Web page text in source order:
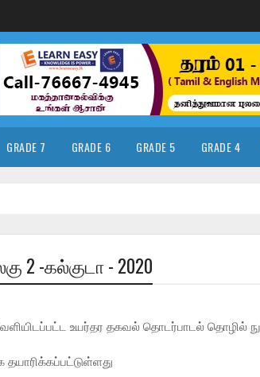
GRADE 7 GRADE 6 GRADE 5 GRADE 4
-கல்குடா - 2020
உயர்தர தகவல் தொடர்பாடல் தொழில்